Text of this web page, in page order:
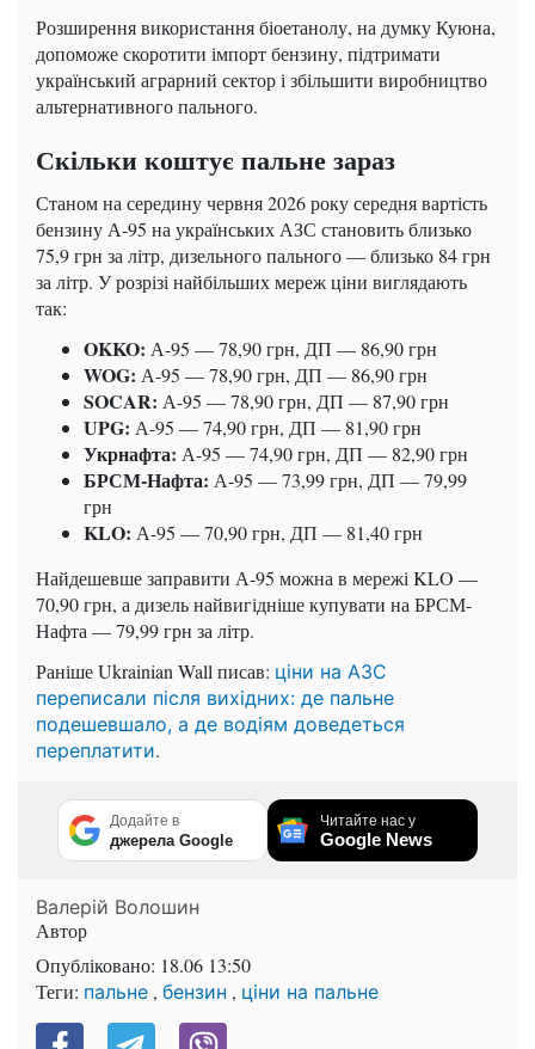
Розширення використання біоетанолу, на думку Куюна,
допоможе скоротити імпорт бензину, підтримати
український аграрний сектор і збільшити виробництво
альтернативного пального.
Скільки коштує пальне зараз
Станом на середину червня 2026 року середня вартість
бензину А-95 на українських АЗС становить близько
75,9 грн за літр, дизельного пального — близько 84 грн
за літр. У розрізі найбільших мереж ціни виглядають
так:
OKKO: А-95 — 78,90 грн, ДП — 86,90 грн
WOG: А-95 — 78,90 грн, ДП — 86,90 грн
SOCAR: А-95 — 78,90 грн, ДП — 87,90 грн
UPG: А-95 — 74,90 грн, ДП — 81,90 грн
Укрнафта: А-95 — 74,90 грн, ДП — 82,90 грн
БРСМ-Нафта: А-95 — 73,99 грн, ДП — 79,99
грн
KLO: А-95 — 70,90 грн, ДП — 81,40 грн
Найдешевше заправити А-95 можна в мережі KLO —
70,90 грн, а дизель найвигідніше купувати на БРСМ-
Нафта — 79,99 грн за літр.
Раніше Ukrainian Wall писав: ціни на АЗС
переписали після вихідних: де пальне
подешевшало, а де водіям доведеться
переплатити.
Додайте в
джерела Google
Читайте нас у
Google News
Валерій Волошин
Автор
Опубліковано: 18.06 13:50
Теги: пальне , бензин , ціни на пальне